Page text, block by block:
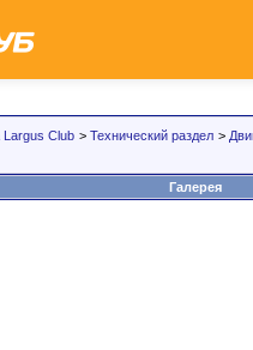
Club > Технический раздел >
Галерея